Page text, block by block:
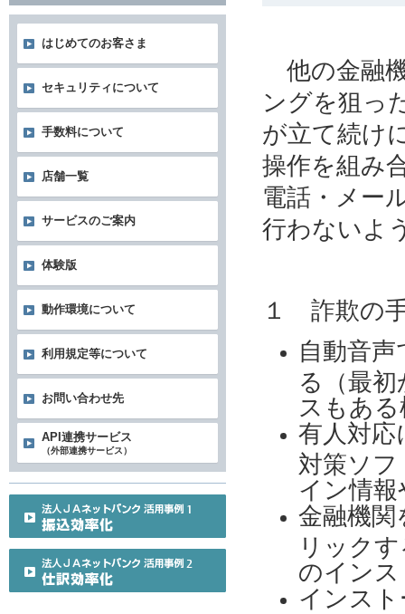
他の金融
ングを狙っ
が立て続け
操作を組み
電話・メー
行わないよ
１ 詐欺の
自動音
る（最
スもあ
有人対応
対策ソフ
イン情
金融機
リック
のイン
インス
はじめてのお客さま
セキュリティについて
手数料について
店舗一覧
サービスのご案内
体験版
動作環境について
利用規定等について
お問い合わせ先
API連携サービス
（外部連携サービス）